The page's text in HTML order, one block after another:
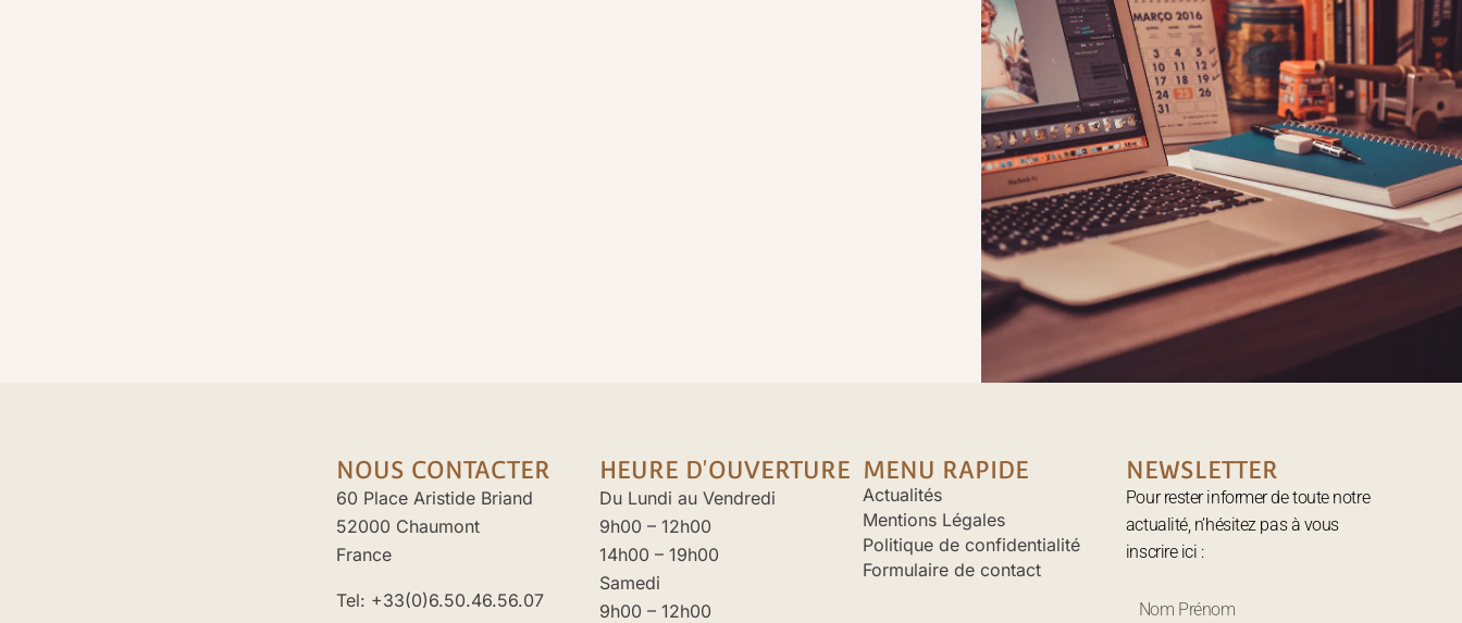
NOUS CONTACTER
60 Place Aristide Briand
52000 Chaumont
France
Tel: +33(0)6.50.46.56.07
HEURE D'OUVERTURE
Du Lundi au Vendredi
9h00 – 12h00
14h00 – 19h00
Samedi
9h00 – 12h00
MENU RAPIDE
Actualités
Mentions Légales
Politique de confidentialité
Formulaire de contact
NEWSLETTER
Pour rester informer de toute notre
actualité, n’hésitez pas à vous
inscrire ici :